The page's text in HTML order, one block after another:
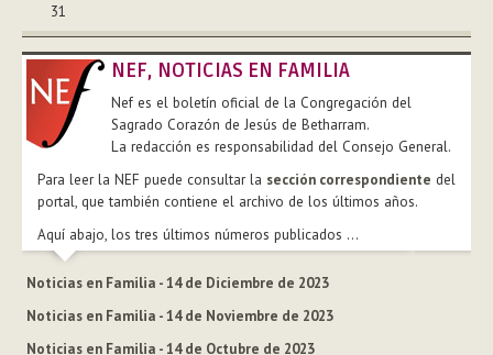
31
NEF, NOTICIAS EN FAMILIA
Nef es el boletín oficial de la Congregación del
Sagrado Corazón de Jesús de Betharram.
La redacción es responsabilidad del Consejo General.
Para leer la NEF puede consultar la sección correspondiente del
portal, que también contiene el archivo de los últimos años.
Aquí abajo, los tres últimos números publicados ...
Noticias en Familia - 14 de Diciembre de 2023
Noticias en Familia - 14 de Noviembre de 2023
Noticias en Familia - 14 de Octubre de 2023